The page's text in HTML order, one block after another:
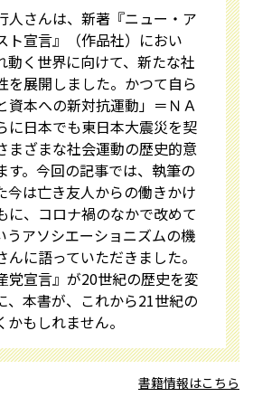
人さんは、新著『ニュー・ア
ト宣言』（作品社）におい
動く世界に向けて、新たな社
を展開しました。かつて自ら
資本への新対抗運動」＝ＮＡ
に日本でも東日本大震災を契
まざまな社会運動の歴史的意
す。今回の記事では、執筆の
今は亡き友人からの働きかけ
に、コロナ禍のなかで改めて
うアソシエーショニズムの機
に語っていただきました。
党宣言』が20世紀の歴史を変
、本書が、これから21世紀の
もしれません。
書籍情報はこちら